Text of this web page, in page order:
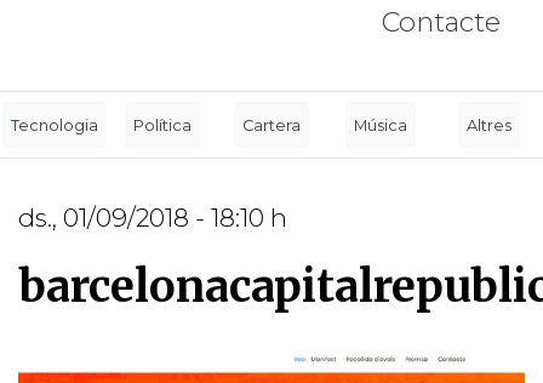
Contacte
Tecnologia Política Cartera Música Altres
ds., 01/09/2018 - 18:10 h